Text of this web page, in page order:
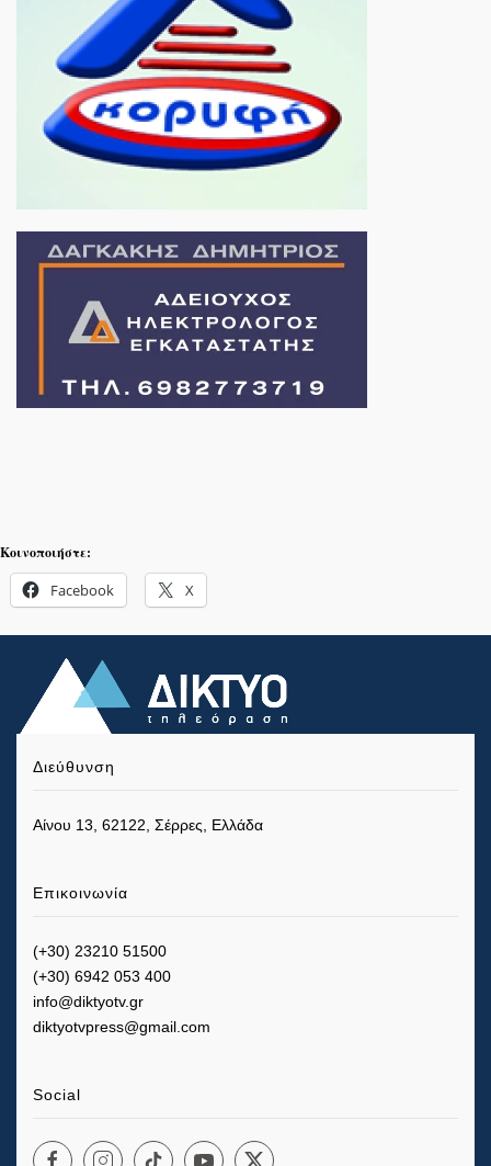
Κοινοποιήστε:
Facebook X
Διεύθυνση
Αίνου 13, 62122, Σέρρες, Ελλάδα
Επικοινωνία
(+30) 23210 51500
(+30) 6942 053 400
info@diktyotv.gr
diktyotvpress@gmail.com
Social